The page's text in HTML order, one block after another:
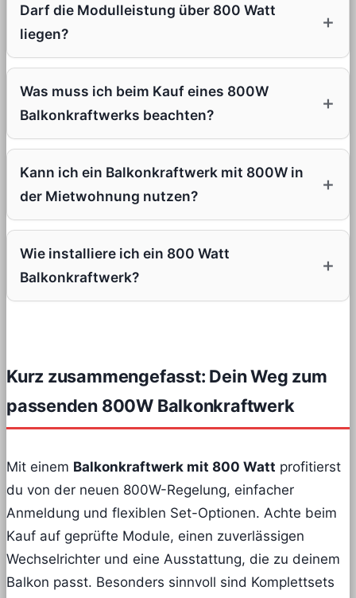
Darf die Modulleistung über 800 Watt
liegen?
Was muss ich beim Kauf eines 800W
Balkonkraftwerks beachten?
Kann ich ein Balkonkraftwerk mit 800W in
der Mietwohnung nutzen?
Wie installiere ich ein 800 Watt
Balkonkraftwerk?
Kurz zusammengefasst: Dein Weg zum
passenden 800W Balkonkraftwerk
Mit einem Balkonkraftwerk mit 800 Watt profitierst
du von der neuen 800W-Regelung, einfacher
Anmeldung und flexiblen Set-Optionen. Achte beim
Kauf auf geprüfte Module, einen zuverlässigen
Wechselrichter und eine Ausstattung, die zu deinem
Balkon passt. Besonders sinnvoll sind Komplettsets